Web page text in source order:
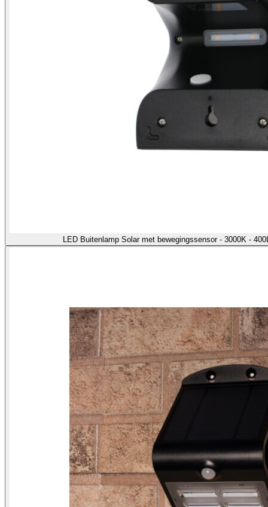
LED Buitenlamp Solar met bewegingssensor - 3000K -